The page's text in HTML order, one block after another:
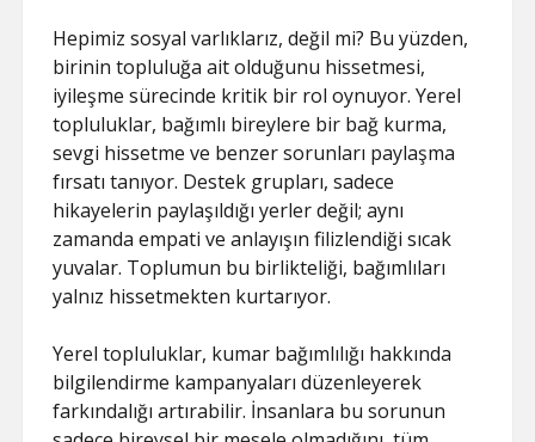
Hepimiz sosyal varlıklarız, değil mi? Bu yüzden,
birinin topluluğa ait olduğunu hissetmesi,
iyileşme sürecinde kritik bir rol oynuyor. Yerel
topluluklar, bağımlı bireylere bir bağ kurma,
sevgi hissetme ve benzer sorunları paylaşma
fırsatı tanıyor. Destek grupları, sadece
hikayelerin paylaşıldığı yerler değil; aynı
zamanda empati ve anlayışın filizlendiği sıcak
yuvalar. Toplumun bu birlikteliği, bağımlıları
yalnız hissetmekten kurtarıyor.
Yerel topluluklar, kumar bağımlılığı hakkında
bilgilendirme kampanyaları düzenleyerek
farkındalığı artırabilir. İnsanlara bu sorunun